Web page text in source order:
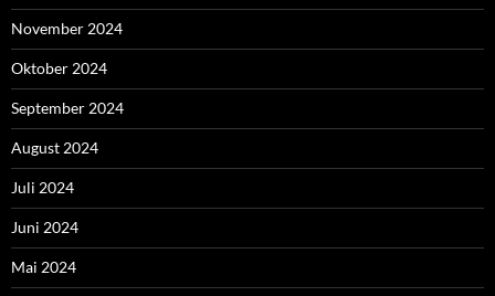
November 2024
Oktober 2024
September 2024
August 2024
Juli 2024
Juni 2024
Mai 2024